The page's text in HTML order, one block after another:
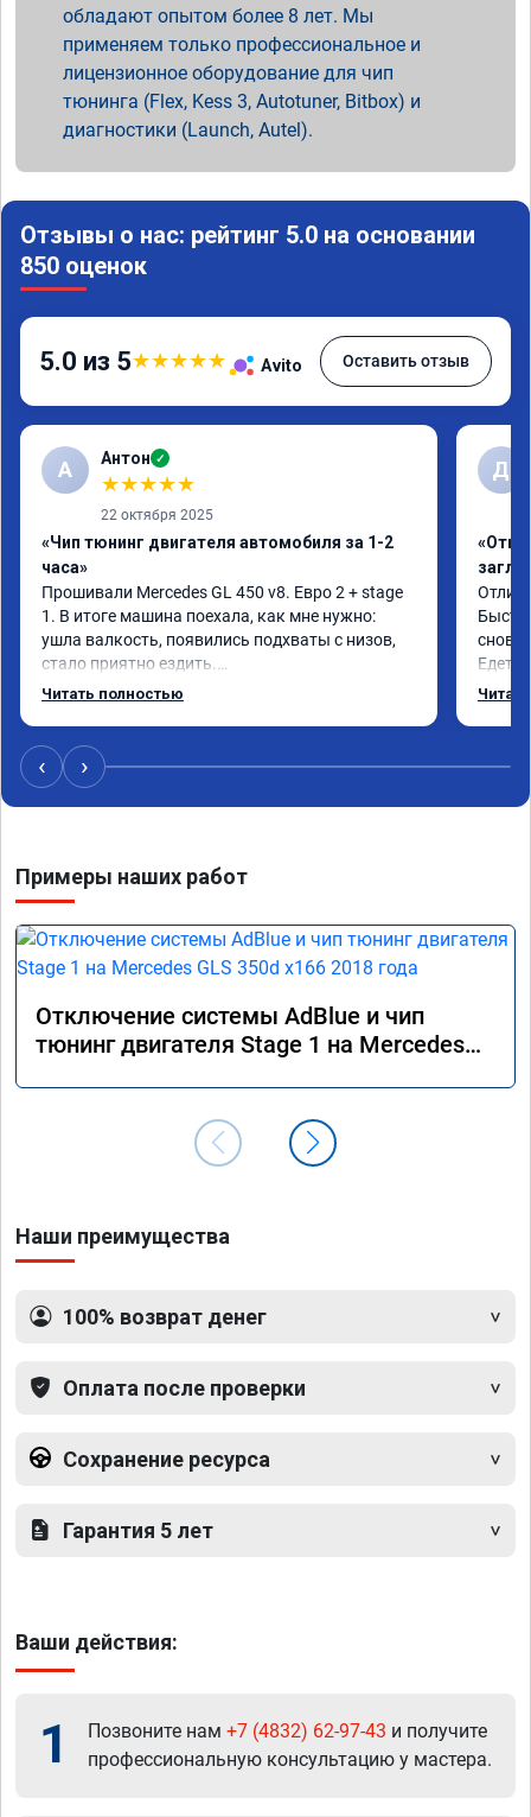
обладают опытом более 8 лет. Мы
применяем только профессиональное и
лицензионное оборудование для чип
тюнинга (Flex, Kess 3, Autotuner, Bitbox) и
диагностики (Launch, Autel).
Отзывы о нас: рейтинг 5.0 на основании
850 оценок
5.0 из 5★★★★★ Avito Оставить отзыв
А Антон ✓
★★★★★
22 октября 2025
«Чип тюнинг двигателя автомобиля за 1-2
часа»
Прошивали Mercedes GL 450 v8. Евро 2 + stage
1. В итоге машина поехала, как мне нужно:
ушла валкость, появились подхваты с низов,
стало приятно ездить.
Одни из лучших трат, в авто! 🔥
Читать полностью
Д
снова
Едет
‹ ›
Примеры наших работ
Отключение системы AdBlue и чип
тюнинг двигателя Stage 1 на Mercedes
Наши преимущества
100% возврат денег
Оплата после проверки
Сохранение ресурса
Гарантия 5 лет
Ваши действия:
1 Позвоните нам +7 (4832) 62-97-43 и получите
профессиональную консультацию у мастера.